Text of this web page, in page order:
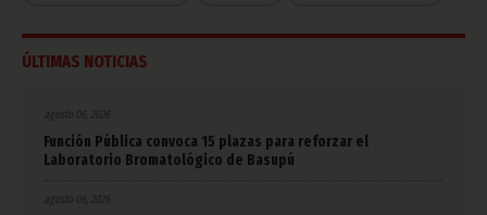
ÚLTIMAS NOTICIAS
agosto 06, 2026
Función Pública convoca 15 plazas para reforzar el
Laboratorio Bromatológico de Basupú
agosto 06, 2026